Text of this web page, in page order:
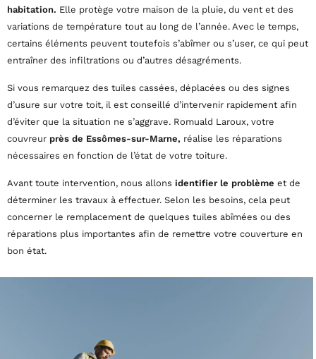
habitation. Elle protège votre maison de la pluie, du vent et des
variations de température tout au long de l’année. Avec le temps,
certains éléments peuvent toutefois s’abîmer ou s’user, ce qui peut
entraîner des infiltrations ou d’autres désagréments.
Si vous remarquez des tuiles cassées, déplacées ou des signes
d’usure sur votre toit, il est conseillé d’intervenir rapidement afin
d’éviter que la situation ne s’aggrave. Romuald Laroux, votre
couvreur près de Essômes-sur-Marne, réalise les réparations
nécessaires en fonction de l’état de votre toiture.
Avant toute intervention, nous allons identifier le problème et de
déterminer les travaux à effectuer. Selon les besoins, cela peut
concerner le remplacement de quelques tuiles abîmées ou des
réparations plus importantes afin de remettre votre couverture en
bon état.